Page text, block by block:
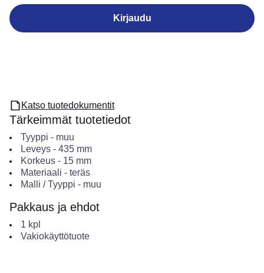
Kirjaudu
Katso tuotedokumentit
Tärkeimmät tuotetiedot
Tyyppi - muu
Leveys- 435 mm
Korkeus- 15 mm
Materiaali - teräs
Malli / Tyyppi - muu
Pakkaus ja ehdot
1 kpl
Vakiokäyttötuote